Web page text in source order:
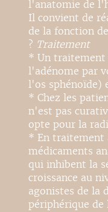
l'anatomie de
Il convient de
de la fonction
? Traitement
* Un traitement
l'adénome par
l'os sphénoïde)
* Chez les
n'est pas
opte pour la
* En traitement
médicaments
qui inhibent la
croissance au
agonistes de la
périphérique de